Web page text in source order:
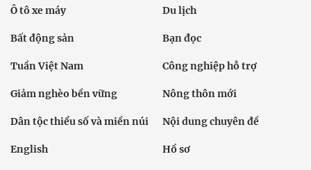
Ô tô xe máy Du lịch
Bất động sản Bạn đọc
Tuần Việt Nam Công nghiệp hỗ trợ
Giảm nghèo bền vững Nông thôn mới
Dân tộc thiểu số và miền núi Nội dung chuyên đề
English Hồ sơ